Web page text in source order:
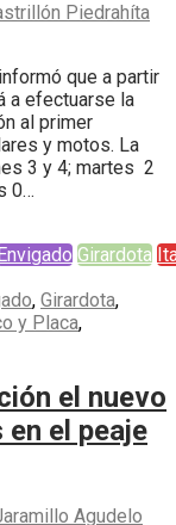
Piedrahíta
que a partir
a efectuarse la
al primer
y motos. La
3 y 4; martes 2
0…
Envigado Girardota
, Girardota,
y Placa,
el nuevo
el peaje
Agudelo